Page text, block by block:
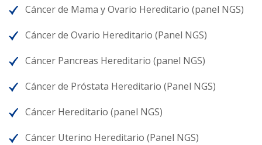
Cáncer de Mama y Ovario Hereditario (panel NGS)
Cáncer de Ovario Hereditario (Panel NGS)
Cáncer Pancreas Hereditario (panel NGS)
Cáncer de Próstata Hereditario (Panel NGS)
Cáncer Hereditario (panel NGS)
Cáncer Uterino Hereditario (Panel NGS)